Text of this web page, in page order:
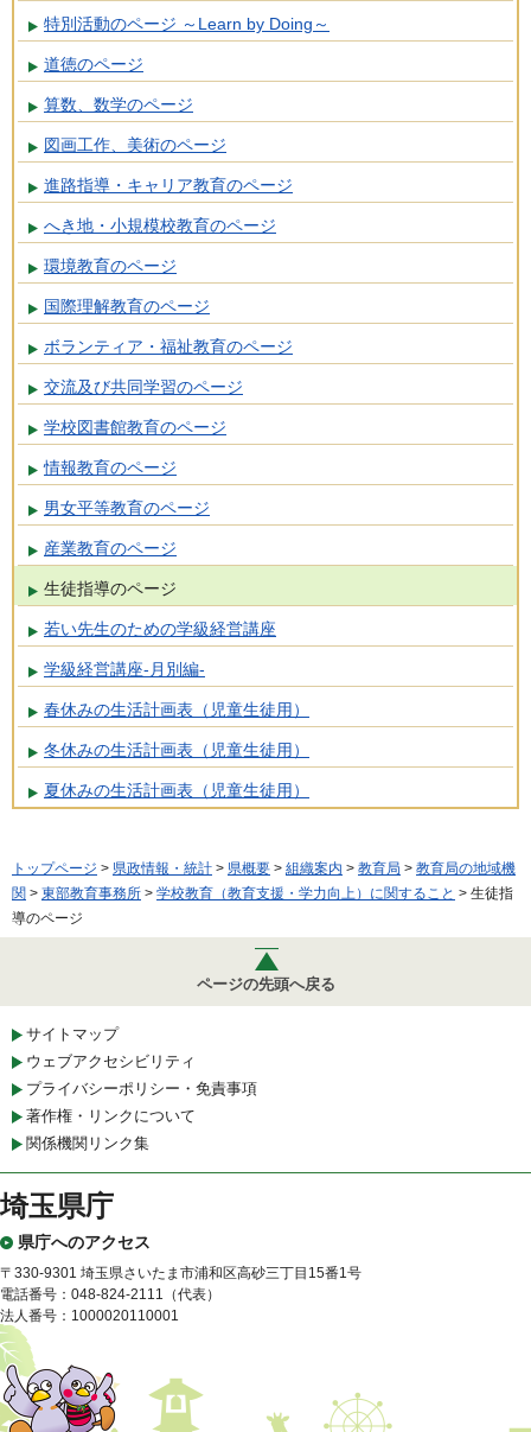
特別活動のページ ～Learn by Doing～
道徳のページ
算数、数学のページ
図画工作、美術のページ
進路指導・キャリア教育のページ
へき地・小規模校教育のページ
環境教育のページ
国際理解教育のページ
ボランティア・福祉教育のページ
交流及び共同学習のページ
学校図書館教育のページ
情報教育のページ
男女平等教育のページ
産業教育のページ
生徒指導のページ
若い先生のための学級経営講座
学級経営講座-月別編-
春休みの生活計画表（児童生徒用）
冬休みの生活計画表（児童生徒用）
夏休みの生活計画表（児童生徒用）
トップページ > 県政情報・統計 > 県概要 > 組織案内 > 教育局 > 教育局の地域機
関 > 東部教育事務所 > 学校教育（教育支援・学力向上）に関すること > 生徒指
導のページ
ページの先頭へ戻る
サイトマップ
ウェブアクセシビリティ
プライバシーポリシー・免責事項
著作権・リンクについて
関係機関リンク集
埼玉県庁
県庁へのアクセス
〒330-9301 埼玉県さいたま市浦和区高砂三丁目15番1号
電話番号：048-824-2111（代表）
法人番号：1000020110001